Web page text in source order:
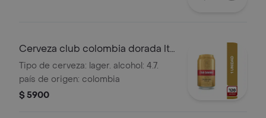
Cerveza club colombia dorada lta
330ml
Tipo de cerveza: lager. alcohol: 4.7.
país de origen: colombia
$ 5900